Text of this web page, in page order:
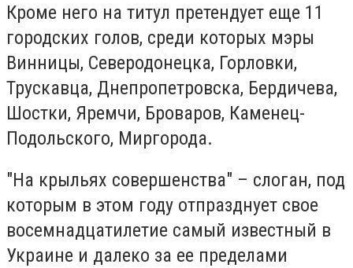
Кроме него на титул претендует еще 11
городских голов, среди которых мэры
Винницы, Северодонецка, Горловки,
Трускавца, Днепропетровска, Бердичева,
Шостки, Яремчи, Броваров, Каменец-
Подольского, Миргорода.
"На крыльях совершенства" – слоган, под
которым в этом году отпразднует свое
восемнадцатилетие самый известный в
Украине и далеко за ее пределами